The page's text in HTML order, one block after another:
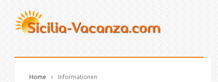
Home Informationen